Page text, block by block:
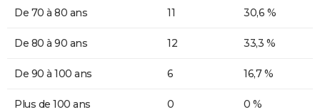
De 70 à 80 ans 11 30,6 %
De 80 à 90 ans 12 33,3 %
De 90 à 100 ans 6 16,7 %
Plus de 100 ans 0 0 %